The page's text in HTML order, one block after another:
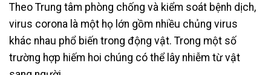
Theo Trung tâm phòng chống và kiểm soát bệnh dịch,
virus corona là một họ lớn gồm nhiều chủng virus
khác nhau phổ biến trong động vật. Trong một số
trường hợp hiếm hoi chúng có thể lây nhiễm từ vật